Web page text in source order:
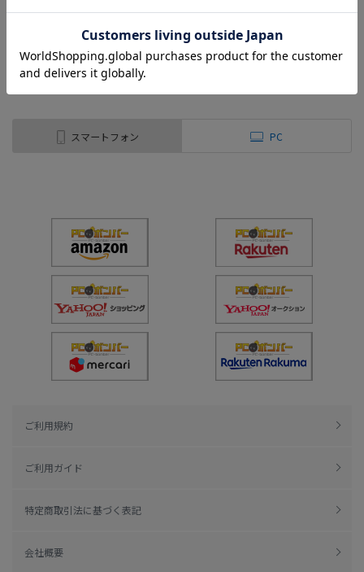
在庫：○
在庫：○
（全2 件）
スマートフォン PC
ご利用規約
ご利用ガイド
特定商取引法に基づく表記
会社概要